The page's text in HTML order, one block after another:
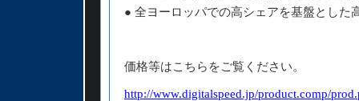
● 全ヨーロッパでの高シェアを基盤とした
価格等はこちらをご覧ください。
http://www.digitalspeed.jp/product.comp/